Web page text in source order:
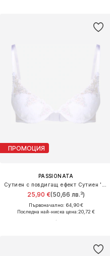
ПРОМОЦИЯ
PASSIONATA
25,90 €(50,66 лв.³)
Първоначално: 64,90 €
Последна най-ниска цена:20,72 €